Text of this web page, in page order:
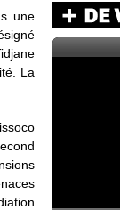
une
La